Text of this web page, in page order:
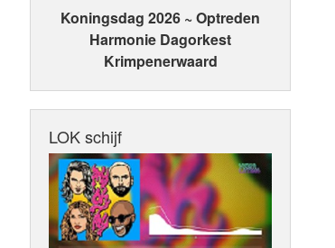
Koningsdag 2026 ~ Optreden
Harmonie Dagorkest
Krimpenerwaard
LOK schijf